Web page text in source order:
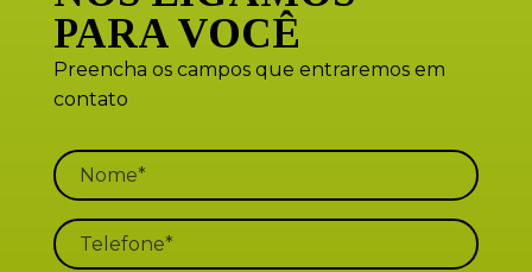
PARA VOCÊ
Preencha os campos que entraremos em
contato